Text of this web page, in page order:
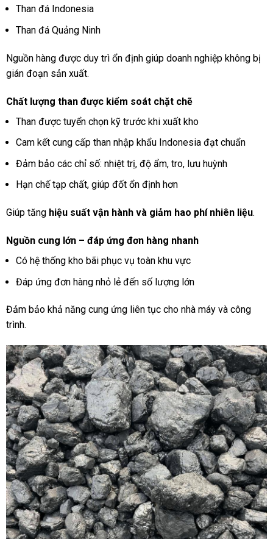
Than đá Indonesia
Than đá Quảng Ninh
Nguồn hàng được duy trì ổn định giúp doanh nghiệp không bị
gián đoạn sản xuất.
Chất lượng than được kiểm soát chặt chẽ
Than được tuyển chọn kỹ trước khi xuất kho
Cam kết cung cấp than nhập khẩu Indonesia đạt chuẩn
Đảm bảo các chỉ số: nhiệt trị, độ ẩm, tro, lưu huỳnh
Hạn chế tạp chất, giúp đốt ổn định hơn
Giúp tăng hiệu suất vận hành và giảm hao phí nhiên liệu.
Nguồn cung lớn – đáp ứng đơn hàng nhanh
Có hệ thống kho bãi phục vụ toàn khu vực
Đáp ứng đơn hàng nhỏ lẻ đến số lượng lớn
Đảm bảo khả năng cung ứng liên tục cho nhà máy và công
trình.